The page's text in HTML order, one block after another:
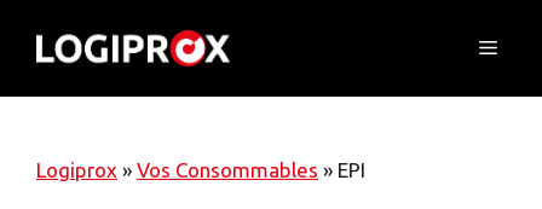
Menu
Logiprox » Vos Consommables » EPI